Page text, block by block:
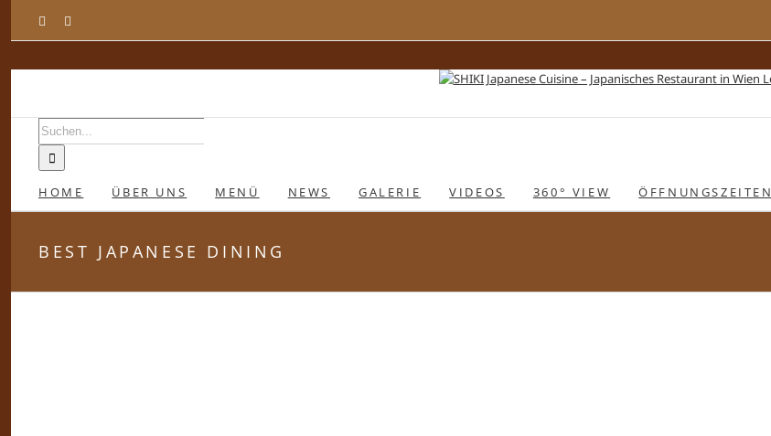
springen
Facebook
Suche
nach:
HOME ÜBER UNS MENÜ NEWS GALERIE VIDEOS 360° VIEW ÖFFNUNGSZEITEN
BEST JAPANESE DINING